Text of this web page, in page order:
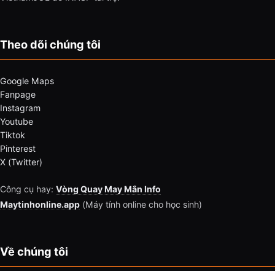
Theo dõi chúng tôi
Google Maps
Fanpage
Instagram
Youtube
Tiktok
Pinterest
X (Twitter)
Công cụ hay: Vòng Quay May Mắn Info
Maytinhonline.app (Máy tính online cho học sinh)
Về chúng tôi